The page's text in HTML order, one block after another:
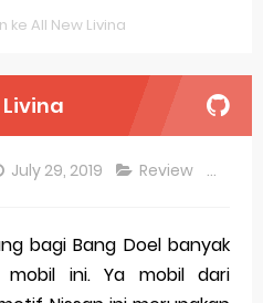
Galaxy Watch 7
Merek Dagang
Dagang Terkenal
Dagang
Apple Watch Series 10
ke All New Livina
Livina
July 29, 2019 Review
bagi Bang Doel banyak
ini. Ya mobil dari